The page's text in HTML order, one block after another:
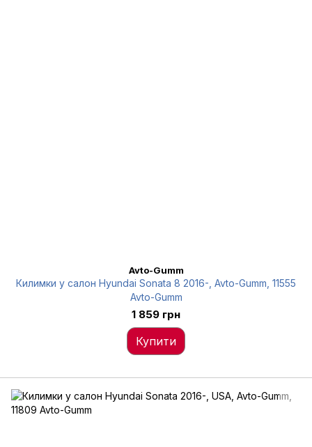
Avto-Gumm
Килимки у салон Hyundai Sonata 8 2016-, Avto-Gumm, 11555
Avto-Gumm
1 859 грн
Купити